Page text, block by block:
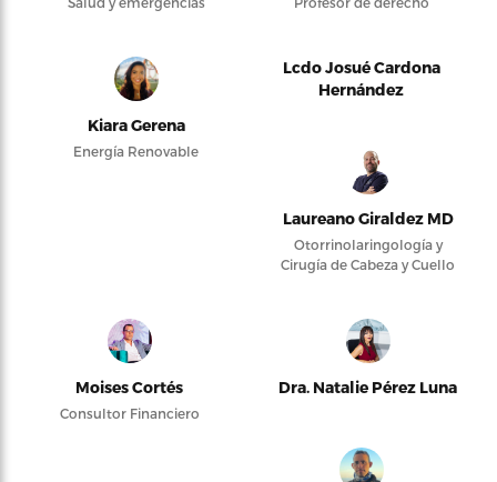
Kiara Gerena
Energía Renovable
Lcdo Josué Cardona
Hernández
Laureano Giraldez MD
Otorrinolaringología y
Cirugía de Cabeza y Cuello
Moises Cortés
Consultor Financiero
Dra. Natalie Pérez Luna